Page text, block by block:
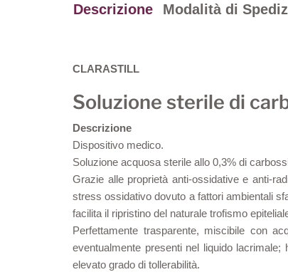
Descrizione Modalità di
CLARASTILL
Soluzione sterile di
Descrizione
Dispositivo medico.
Soluzione acquosa sterile allo 0,3% di
Grazie alle proprietà anti-ossidative e anti-
stress ossidativo dovuto a fattori ambientali
facilita il ripristino del naturale trofismo
Perfettamente trasparente, miscibile con
eventualmente presenti nel liquido
elevato grado di tollerabilità.